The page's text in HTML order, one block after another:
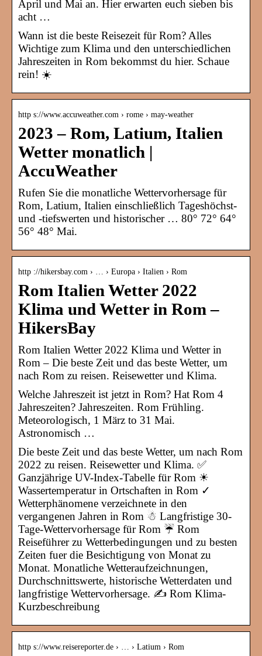
April und Mai an. Hier erwarten euch sieben bis
acht …
Wann ist die beste Reisezeit für Rom? Alles
Wichtige zum Klima und den unterschiedlichen
Jahreszeiten in Rom bekommst du hier. Schaue
rein! ☀️
http s://www.accuweather.com › rome › may-weather
2023 – Rom, Latium, Italien
Wetter monatlich |
AccuWeather
Rufen Sie die monatliche Wettervorhersage für
Rom, Latium, Italien einschließlich Tageshöchst-
und -tiefswerten und historischer … 80° 72° 64°
56° 48° Mai.
http ://hikersbay.com › … › Europa › Italien › Rom
Rom Italien Wetter 2022
Klima und Wetter in Rom –
HikersBay
Rom Italien Wetter 2022 Klima und Wetter in
Rom – Die beste Zeit und das beste Wetter, um
nach Rom zu reisen. Reisewetter und Klima.
Welche Jahreszeit ist jetzt in Rom? Hat Rom 4
Jahreszeiten? Jahreszeiten. Rom Frühling.
Meteorologisch, 1 März to 31 Mai.
Astronomisch …
Die beste Zeit und das beste Wetter, um nach Rom
2022 zu reisen. Reisewetter und Klima. ✅
Ganzjährige UV-Index-Tabelle für Rom ☀
Wassertemperatur in Ortschaften in Rom ✓
Wetterphänomene verzeichnete in den
vergangenen Jahren in Rom ☃ Langfristige 30-
Tage-Wettervorhersage für Rom ☔ Rom
Reiseführer zu Wetterbedingungen und zu besten
Zeiten fuer die Besichtigung von Monat zu
Monat. Monatliche Wetteraufzeichnungen,
Durchschnittswerte, historische Wetterdaten und
langfristige Wettervorhersage. ✍ Rom Klima-
Kurzbeschreibung
http s://www.reisereporter.de › … › Latium › Rom